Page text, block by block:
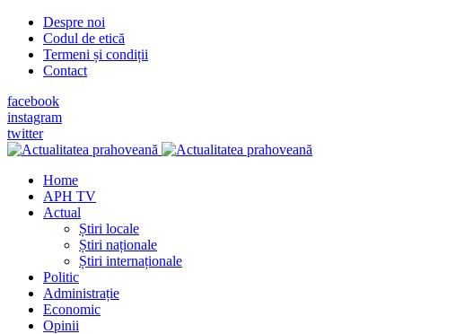
Despre noi
Codul de etică
Termeni și condiții
Contact
facebook
instagram
twitter
Home
APH TV
Actual
Știri locale
Știri naționale
Știri internaționale
Politic
Administrație
Economic
Opinii